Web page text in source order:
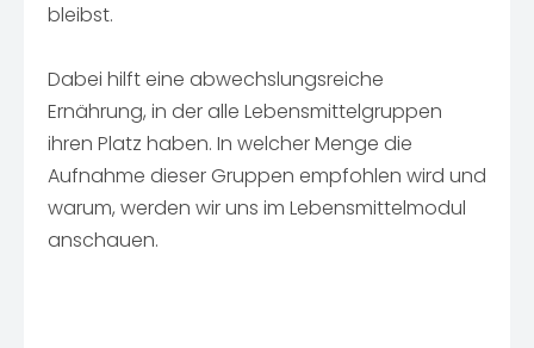
bleibst.
Dabei hilft eine abwechslungsreiche
Ernährung, in der alle Lebensmittelgruppen
ihren Platz haben. In welcher Menge die
Aufnahme dieser Gruppen empfohlen wird und
warum, werden wir uns im Lebensmittelmodul
anschauen.